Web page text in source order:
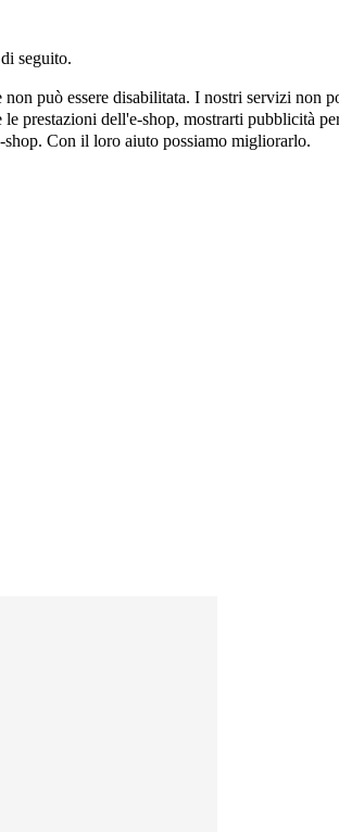
seguito.
non può essere disabilitata. I nostri servizi non
prestazioni dell'e-shop, mostrarti pubblicità
Con il loro aiuto possiamo migliorarlo.